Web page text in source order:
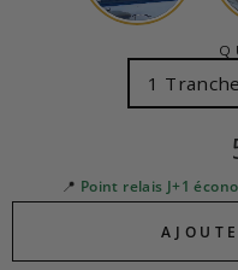
1 Tranche
📍 Point relais J+1